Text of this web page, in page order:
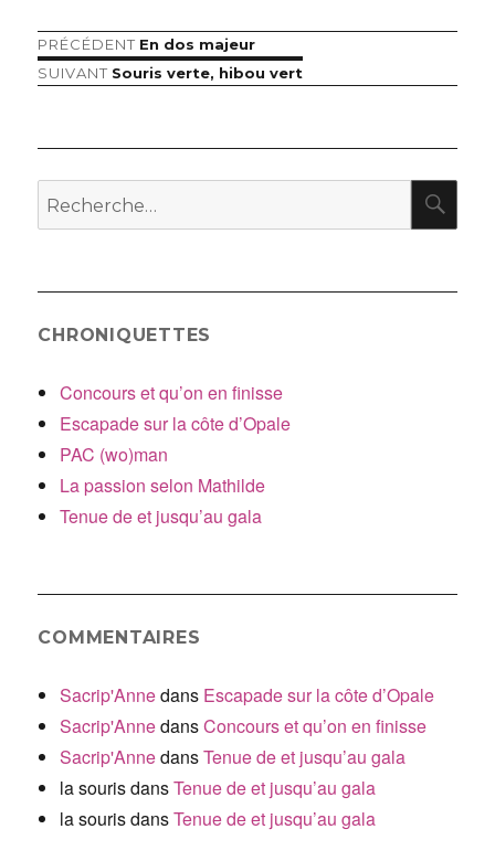
Navigation
l’article
PRÉCÉDENT Article
précédent :
En dos majeur
SUIVANT Article
Souris verte, hibou vert
Recherche
pour
CHRONIQUETTES
Concours et qu’on en finisse
Escapade sur la côte d’Opale
PAC (wo)man
La passion selon Mathilde
Tenue de et jusqu’au gala
COMMENTAIRES
Sacrip'Annedans Escapade sur la côte d’Opale
Sacrip'AnnedansConcours et qu’on en finisse
Sacrip'AnnedansTenue de et jusqu’au gala
la sourisdansTenue de et jusqu’au gala
la sourisdansTenue de et jusqu’au gala